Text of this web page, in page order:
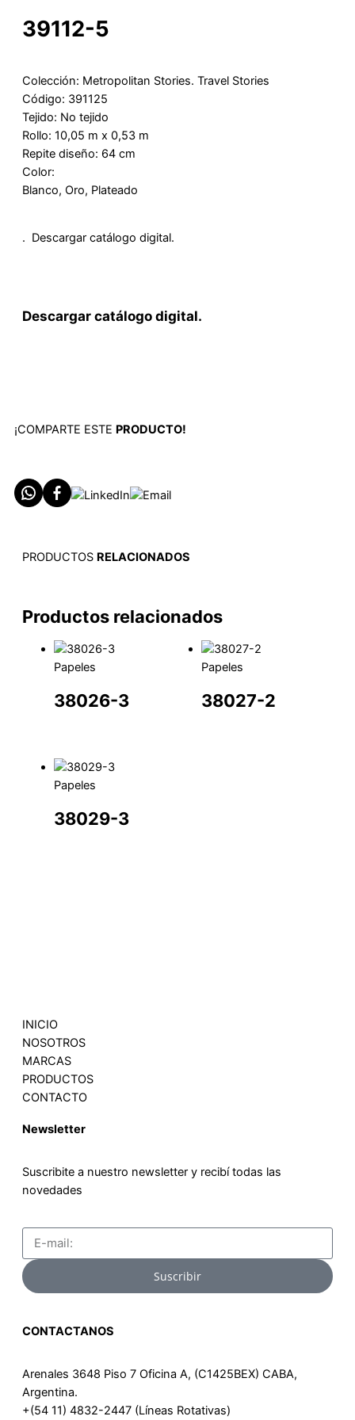
39112-5
Colección: Metropolitan Stories. Travel Stories
Código: 391125
Tejido: No tejido
Rollo: 10,05 m x 0,53 m
Repite diseño: 64 cm
Color:
Blanco, Oro, Plateado
. Descargar catálogo digital.
Descargar catálogo digital.
¡COMPARTE ESTE PRODUCTO!
PRODUCTOS RELACIONADOS
Productos relacionados
Papeles
38026-3
Papeles
38027-2
Papeles
38029-3
INICIO
NOSOTROS
MARCAS
PRODUCTOS
CONTACTO
Newsletter
Suscribite a nuestro newsletter y recibí todas las
novedades
Email
Suscribir
CONTACTANOS
Arenales 3648 Piso 7 Oficina A, (C1425BEX) CABA,
Argentina.
+(54 11) 4832-2447 (Líneas Rotativas)